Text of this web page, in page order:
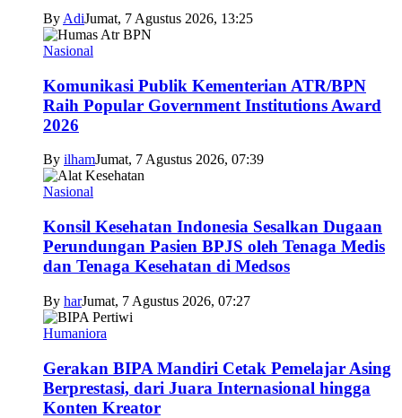
By AdiJumat, 7 Agustus 2026, 13:25
Nasional
Komunikasi Publik Kementerian ATR/BPN
Raih Popular Government Institutions Award
2026
By ilhamJumat, 7 Agustus 2026, 07:39
Nasional
Konsil Kesehatan Indonesia Sesalkan Dugaan
Perundungan Pasien BPJS oleh Tenaga Medis
dan Tenaga Kesehatan di Medsos
By harJumat, 7 Agustus 2026, 07:27
Humaniora
Gerakan BIPA Mandiri Cetak Pemelajar Asing
Berprestasi, dari Juara Internasional hingga
Konten Kreator